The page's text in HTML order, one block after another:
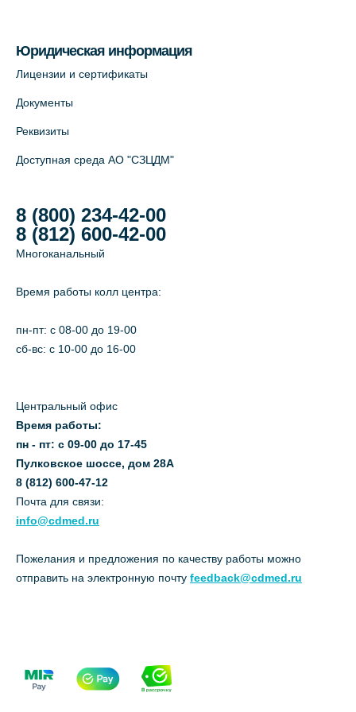
Лабораторный терминал на Большом
+7 (812) 565-11-12
На карте
Юридическая информация
Лицензии и сертификаты
Документы
Реквизиты
Доступная среда АО "СЗЦДМ"
8 (800) 234-42-00
8 (812) 600-42-00
Многоканальный
Время работы колл центра:
пн-пт: c 08-00 до 19-00
сб-вс: с 10-00 до 16-00
Центральный офис
Время работы:
пн - пт: с 09-00 до 17-45
Пулковское шоссе, дом 28А
8 (812) 600-47-12
Почта для связи:
info@cdmed.ru
Пожелания и предложения по качеству работы можно
отправить на электронную почту feedback@cdmed.ru